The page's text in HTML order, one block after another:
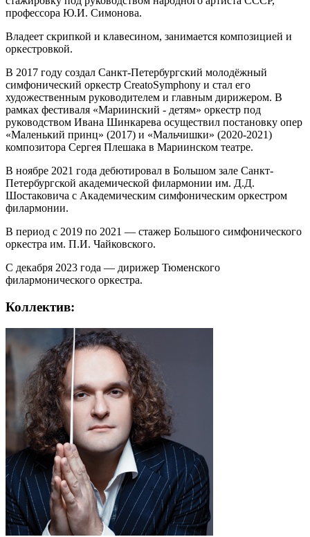
профессора Ю.И. Симонова.
Владеет скрипкой и клавесином, занимается композицией и
оркестровкой.
В 2017 году создал Санкт-Петербургский молодёжный
симфонический оркестр CreatoSymphony и стал его
художественным руководителем и главным дирижером. В
рамках фестиваля «Мариинский­­ - детям» оркестр под
руководством Ивана Шинкарева осуществил постановку опер
«Маленький принц» (2017) и «Мальчишки» (2020-2021)
композитора Сергея Плешака в Мариинском театре.
В ноябре 2021 года дебютировал в Большом зале Санкт-
Петербургской академической филармонии им. Д.Д.
Шостаковича с Академическим симфоническим оркестром
филармонии.
В период с 2019 по 2021 — стажер Большого симфонического
оркестра им. П.И. Чайковского.
С декабря 2023 года — дирижер Тюменского
филармонического оркестра.
Коллектив: